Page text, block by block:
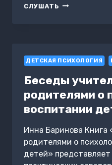
ИСТЕРИКИ
СЛУШАТЬ PALYAÇO
OLUYOR?
ДЕТСКАЯ ПСИХОЛОГИЯ
Беседы
родителями о
воспитании
Инна Баринова Книга
родителями о
детей»